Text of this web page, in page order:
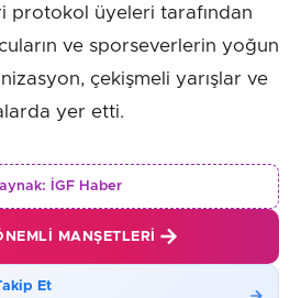
protokol üyeleri tarafından
ve sporseverlerin yoğun
çekişmeli yarışlar ve
yer etti.
İGF Haber
MANŞETLERI
Et